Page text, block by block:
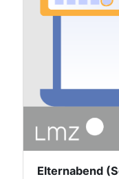
Elternabend